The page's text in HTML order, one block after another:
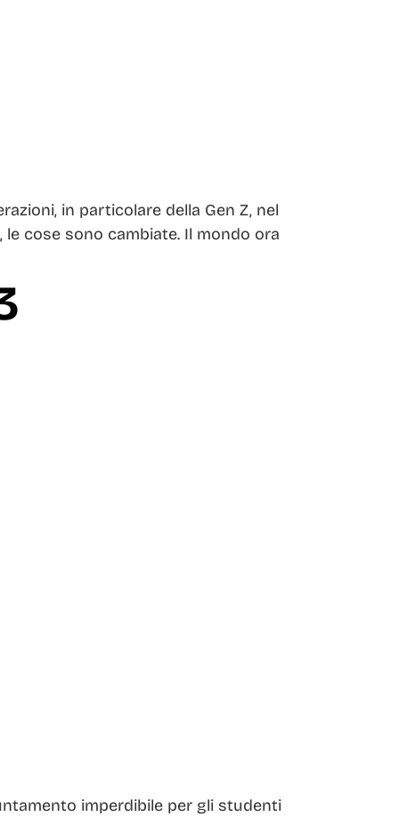
in particolare della Gen Z, nel
cose sono cambiate. Il mondo ora
imperdibile per gli studenti